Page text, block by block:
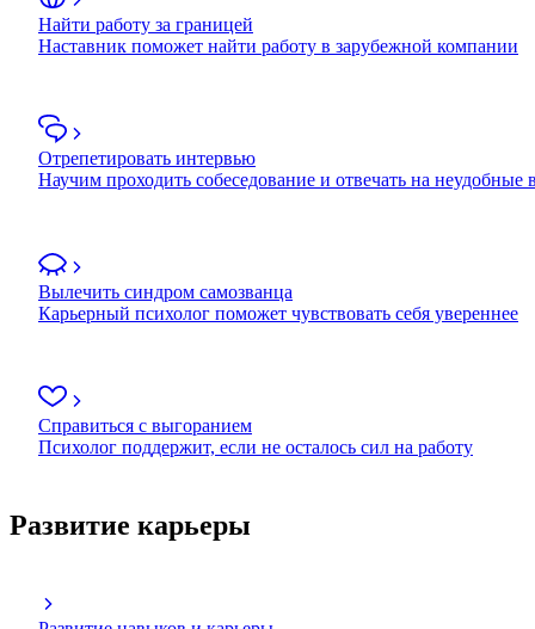
Найти работу за границей
Наставник поможет найти работу в зарубежной компании
Отрепетировать интервью
Научим проходить собеседование и отвечать на неудобные
Вылечить синдром самозванца
Карьерный психолог поможет чувствовать себя увереннее
Справиться с выгоранием
Психолог поддержит, если не осталось сил на работу
Развитие карьеры